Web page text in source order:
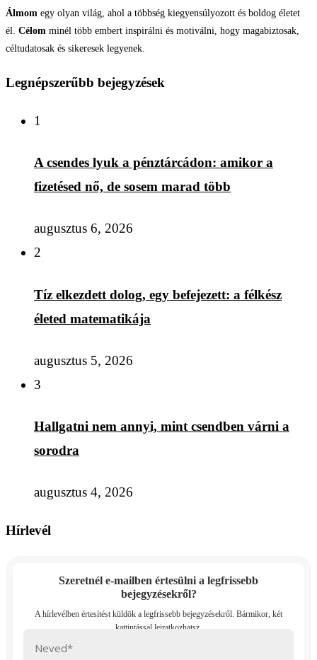
Álmom egy olyan világ, ahol a többség kiegyensúlyozott és boldog életet
él. Célom minél több embert inspirálni és motiválni, hogy magabiztosak,
céltudatosak és sikeresek legyenek.
Legnépszerűbb bejegyzések
1
A csendes lyuk a pénztárcádon: amikor a
fizetésed nő, de sosem marad több
augusztus 6, 2026
2
Tíz elkezdett dolog, egy befejezett: a félkész
életed matematikája
augusztus 5, 2026
3
Hallgatni nem annyi, mint csendben várni a
sorodra
augusztus 4, 2026
Hírlevél
Szeretnél e-mailben értesülni a legfrissebb
bejegyzésekről?